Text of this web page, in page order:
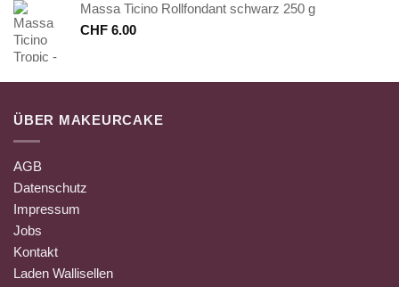
Massa Ticino Rollfondant schwarz 250 g
CHF 6.00
ÜBER MAKEURCAKE
AGB
Datenschutz
Impressum
Jobs
Kontakt
Laden Wallisellen